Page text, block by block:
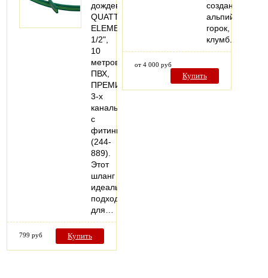
дождеватель
QUATTRO
ELEMENTI
1/2",
10
метров,
ПВХ,
ПРЕМИУМ,
3-х
канальный,
с
фитингами
(244-
889).
Этот
шланг
идеально
подходит
для…
799 руб Купить
создания
альпийских
горок,
клумб.
от 4 000 руб
Купить